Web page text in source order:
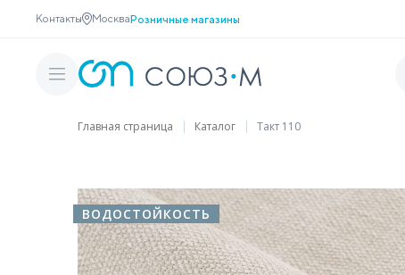
Контакты МоскваРозничные магазины
Главная страница Каталог Такт 110
ВОДОСТОЙКОСТЬ